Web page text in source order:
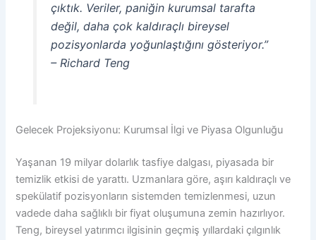
çıktık. Veriler, paniğin kurumsal tarafta
değil, daha çok kaldıraçlı bireysel
pozisyonlarda yoğunlaştığını gösteriyor.”
– Richard Teng
Gelecek Projeksiyonu: Kurumsal İlgi ve Piyasa Olgunluğu
Yaşanan 19 milyar dolarlık tasfiye dalgası, piyasada bir
temizlik etkisi de yarattı. Uzmanlara göre, aşırı kaldıraçlı ve
spekülatif pozisyonların sistemden temizlenmesi, uzun
vadede daha sağlıklı bir fiyat oluşumuna zemin hazırlıyor.
Teng, bireysel yatırımcı ilgisinin geçmiş yıllardaki çılgınlık